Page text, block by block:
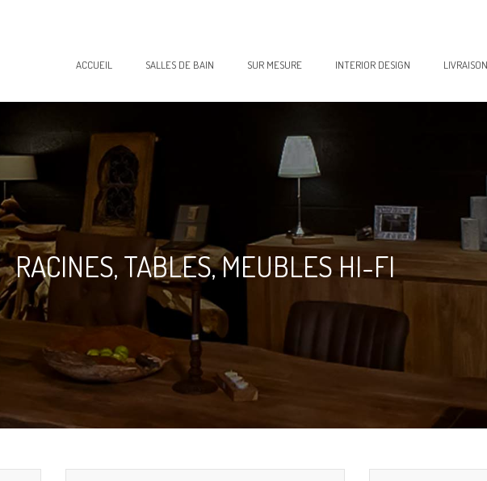
ACCUEIL SALLES DE BAIN SUR MESURE INTERIOR DESIGN LIVRAISON
RACINES, TABLES, MEUBLES HI-FI